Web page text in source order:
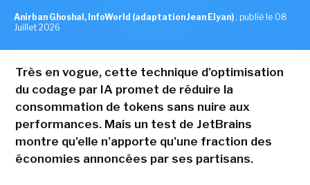
Anirban Ghoshal, InfoWorld (adaptation Jean Elyan) , publié le 08
Juillet 2026
Très en vogue, cette technique d'optimisation
du codage par IA promet de réduire la
consommation de tokens sans nuire aux
performances. Mais un test de JetBrains
montre qu'elle n'apporte qu'une fraction des
économies annoncées par ses partisans.